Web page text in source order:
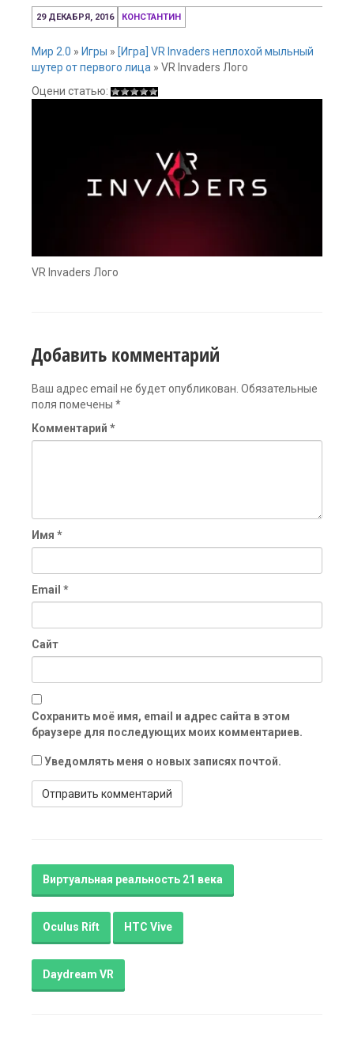
29 ДЕКАБРЯ, 2016
29
декабря,
КОНСТАНТИН
Мир 2.0 » Игры » [Игра] VR Invaders неплохой мыльный
шутер от первого лица » VR Invaders Лого
Оцени статью:
VR Invaders Лого
Добавить комментарий
Ваш адрес email не будет опубликован. Обязательные
поля помечены *
Комментарий *
Имя *
Email *
Сайт
Сохранить моё имя, email и адрес сайта в этом
браузере для последующих моих комментариев.
Уведомлять меня о новых записях почтой.
Виртуальная реальность 21 века
Oculus Rift HTC Vive
Daydream VR